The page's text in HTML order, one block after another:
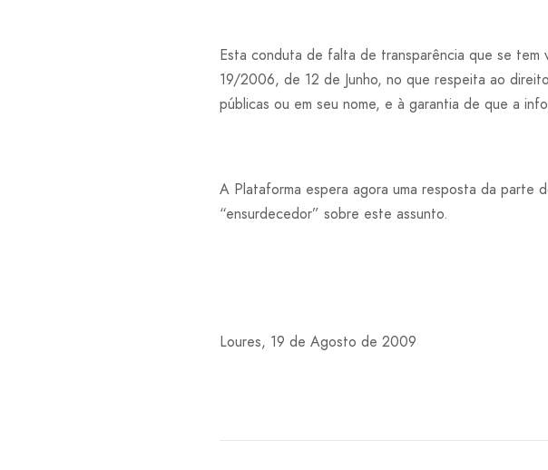
Esta conduta de falta de transparência que se
19/2006, de 12 de Junho, no que respeita ao
públicas ou em seu nome, e à garantia de que a
A Plataforma espera agora uma resposta da parte
“ensurdecedor” sobre este assunto.
Loures, 19 de Agosto de 2009